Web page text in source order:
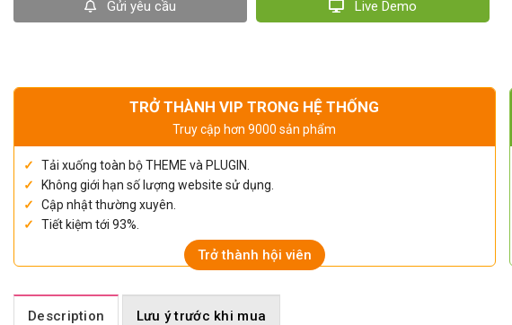
Gửi yêu cầu Live Demo
TRỞ THÀNH VIP TRONG HỆ THỐNG
Truy cập hơn 9000 sản phẩm
Tải xuống toàn bộ THEME và PLUGIN.
Không giới hạn số lượng website sử dụng.
Cập nhật thường xuyên.
Tiết kiệm tới 93%.
Trở thành hội viên
Description Lưu ý trước khi mua